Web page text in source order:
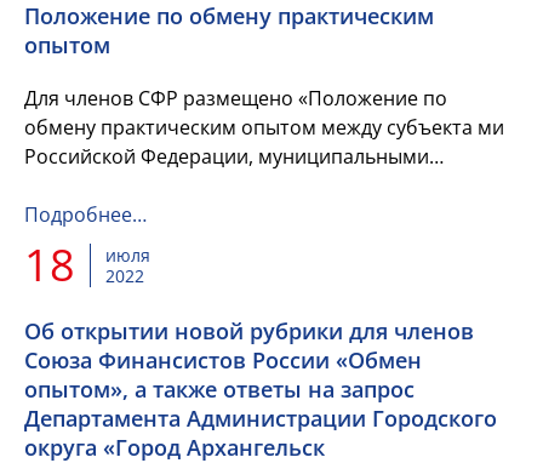
Положение по обмену практическим
опытом
Для членов СФР размещено «Положение по
обмену практическим опытом между субъекта ми
Российской Федерации, муниципальными
практического применения положений нормат...
Подробнее…
18
июля
2022
Об открытии новой рубрики для членов
Союза Финансистов России «Обмен
опытом», а также ответы на запрос
Департамента Администрации Городского
округа «Город Архангельск